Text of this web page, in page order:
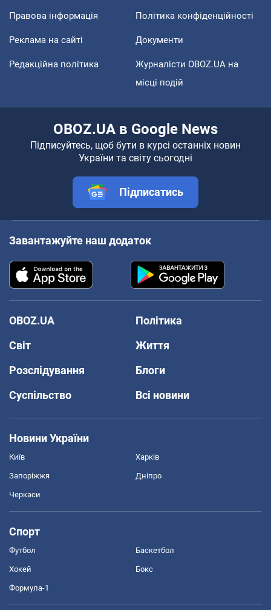
Правова інформація Політика конфіденційності
Реклама на сайті Документи
Редакційна політика
Журналісти OBOZ.UA на
місці подій
OBOZ.UA в Google News
Підписуйтесь, щоб бути в курсі останніх новин
України та світу сьогодні
Підписатись
Завантажуйте наш додаток
OBOZ.UA
Політика
Світ
Життя
Розслідування
Блоги
Суспільство
Всі новини
Новини України
Київ Харків
Запоріжжя Дніпро
Черкаси
Спорт
Футбол Баскетбол
Хокей Бокс
Формула-1